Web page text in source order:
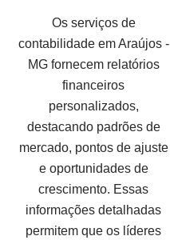
Os serviços de
contabilidade em Araújos -
MG fornecem relatórios
financeiros
personalizados,
destacando padrões de
mercado, pontos de ajuste
e oportunidades de
crescimento. Essas
informações detalhadas
permitem que os líderes